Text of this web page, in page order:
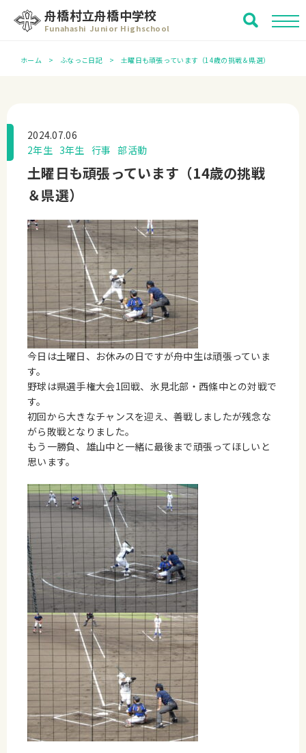
舟橋村立舟橋中学校
Funahashi Junior Highschool
ホーム ふなっこ日記 土曜日も頑張っています（14歳の挑戦＆県選）
2024.07.06
2年生 3年生 行事 部活動
土曜日も頑張っています（14歳の挑戦
＆県選）
今日は土曜日、お休みの日ですが舟中生は頑張っていま
す。
野球は県選手権大会1回戦、氷見北部・西絛中との対戦で
す。
初回から大きなチャンスを迎え、善戦しましたが残念な
がら敗戦となりました。
もう一勝負、雄山中と一緒に最後まで頑張ってほしいと
思います。